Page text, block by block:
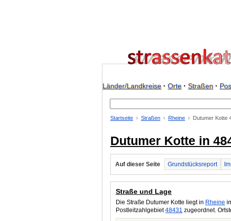
Länder/Landkreise· Orte· Straßen·
Startseite Straßen Rheine Dutumer Kotte
Dutumer Kotte in
Auf dieser Seite Grundstücksreport
Straße und Lage
Die Straße Dutumer Kotte liegt in Rheine
Postleitzahlgebiet48431 zugeordnet.